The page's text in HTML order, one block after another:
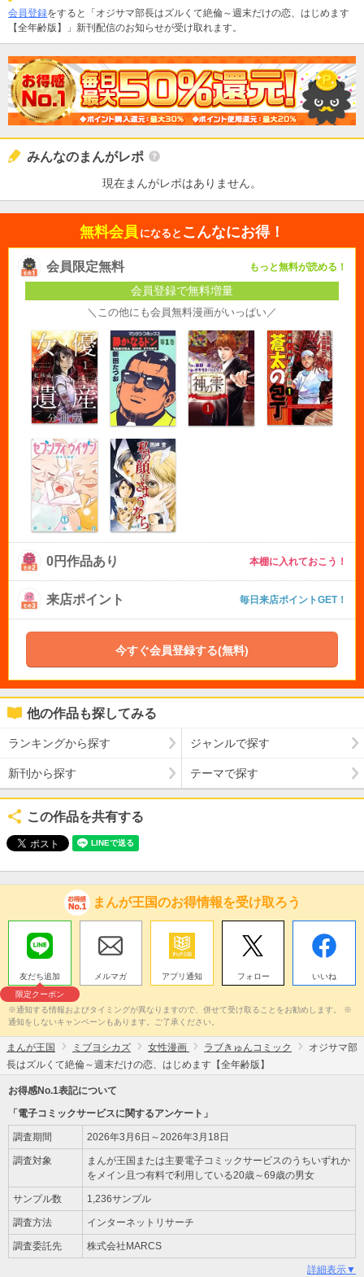
会員登録をすると「オジサマ部長はズルくて絶倫～週末だけの恋、はじめます
【全年齢版】」新刊配信のお知らせが受け取れます。
みんなのまんがレポ
現在まんがレポはありません。
無料会員 になると こんなにお得！
会員限定無料 もっと無料が読める！
会員登録で無料増量
＼この他にも会員無料漫画がいっぱい／
0円作品あり 本棚に入れておこう！
来店ポイント 毎日来店ポイントGET！
今すぐ会員登録する(無料)
他の作品も探してみる
ランキングから探す ジャンルで探す
新刊から探す テーマで探す
この作品を共有する
まんが王国のお得情報を受け取ろう
友だち追加
限定クーポン
メルマガ アプリ通知 フォロー いいね
※通知する情報およびタイミングが異なりますので、併せて受け取ることをお勧めします。 ※
通知をしないキャンペーンもあります。ご了承ください。
まんが王国 ミブヨシカズ 女性漫画 ラブきゅんコミック
オジサマ部
長はズルくて絶倫～週末だけの恋、はじめます【全年齢版】
お得感No.1表記について
「電子コミックサービスに関するアンケート」
調査期間 2026年3月6日～2026年3月18日
調査対象
まんが王国または主要電子コミックサービスのうちいずれか
をメイン且つ有料で利用している20歳～69歳の男女
サンプル数 1,236サンプル
調査方法 インターネットリサーチ
調査委託先 株式会社MARCS
詳細表示▼